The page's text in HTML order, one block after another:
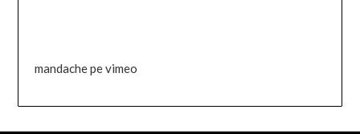
mandache pe vimeo